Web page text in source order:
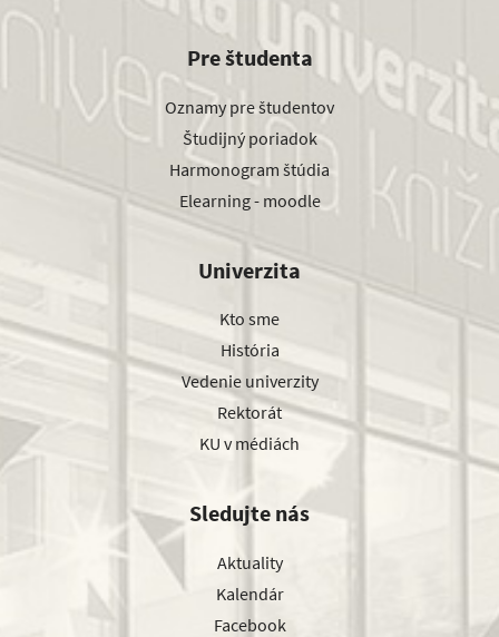
Pre študenta
Oznamy pre študentov
Študijný poriadok
Harmonogram štúdia
Elearning - moodle
Univerzita
Kto sme
História
Vedenie univerzity
Rektorát
KU v médiách
Sledujte nás
Aktuality
Kalendár
Facebook